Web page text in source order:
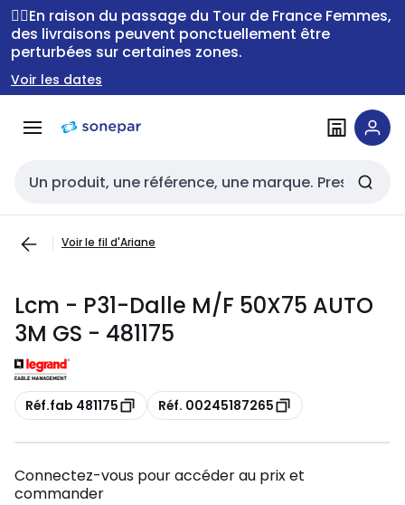
Passer à la
navigation
Passer
au
contenu
🚴‍♂️En raison du passage du Tour de France Femmes,
des livraisons peuvent ponctuellement être
perturbées sur certaines zones.
Voir les dates
Entrée de recherche
Voir le fil d'Ariane
Lcm - P31-Dalle M/F 50X75 AUTO
3M GS - 481175
Copie
Réf.fab 481175 Copie
Réf. 00245187265
Connectez-vous pour accéder au prix et
commander